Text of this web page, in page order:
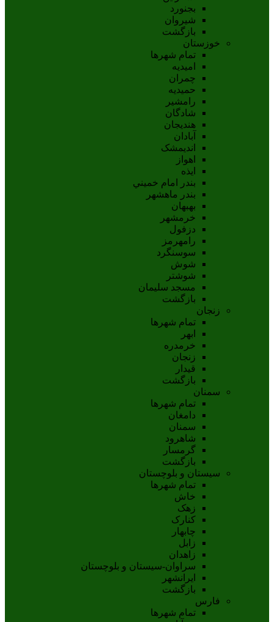
بجنورد
شيروان
بازگشت
خوزستان
تمام شهر‌ها
امیدیه
چمران
حمیدیه
رامشیر
شادگان
هندیجان
آبادان
انديمشک
اهواز
ايذه
بندر امام خميني
بندر ماهشهر
بهبهان
خرمشهر
دزفول
رامهرمز
سوسنگرد
شوش
شوشتر
مسجد سليمان
بازگشت
زنجان
تمام شهر‌ها
ابهر
خرمدره
زنجان
قيدار
بازگشت
سمنان
تمام شهر‌ها
دامغان
سمنان
شاهرود
گرمسار
بازگشت
سیستان و بلوچستان
تمام شهر‌ها
خاش
زهک
کنارک
چابهار
زابل
زاهدان
سراوان-سيستان و بلوچستان
ايرانشهر
بازگشت
فارس
تمام شهر‌ها